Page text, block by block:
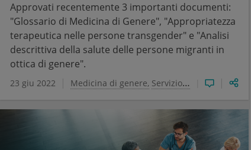
Approvati recentemente 3 importanti documenti:
"Glossario di Medicina di Genere", "Appropriatezza
terapeutica nelle persone transgender" e "Analisi
descrittiva della salute delle persone migranti in
ottica di genere".
23 giu 2022 Medicina di genere Servizio Sanitario Nazionale